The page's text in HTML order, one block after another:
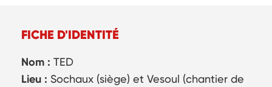
FICHE D'IDENTITÉ
Nom : TED
Lieu : Sochaux (siège) et Vesoul (chantier de